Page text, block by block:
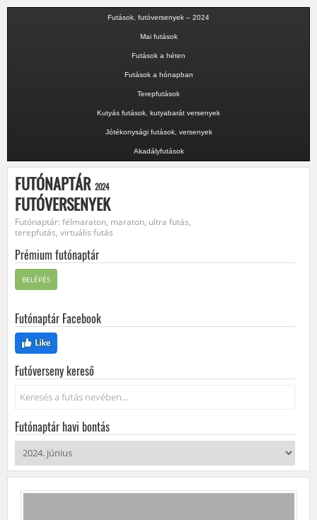
Futások, futóversenyek – 2024
Mai futások
Futások a héten
Futások a hónapban
Terepfutások
Kutyás futások, kutyabarát versenyek
Jótékonysági futások, versenyek
Akadályfutások
FUTÓNAPTÁR 2024
FUTÓVERSENYEK
Futónaptár: félmaraton, maraton, ultra futás,
terepfutás, virtuális futás
Prémium futónaptár
BELÉPÉS
Futónaptár Facebook
Futóverseny kereső
Keresés...
Futónaptár havi bontás